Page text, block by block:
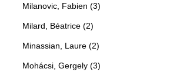
Milanovic, Fabien (3)
Milard, Béatrice (2)
Minassian, Laure (2)
Mohácsi, Gergely (3)